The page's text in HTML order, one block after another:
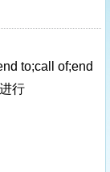
to;call of;end
行